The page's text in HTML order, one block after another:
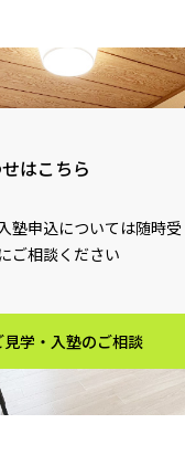
はこちら
塾申込については随時受
ご相談ください
見学・入塾のご相談